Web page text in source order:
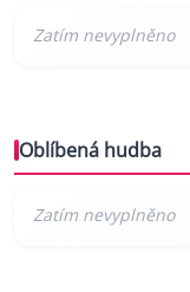
Oblíbená hudba